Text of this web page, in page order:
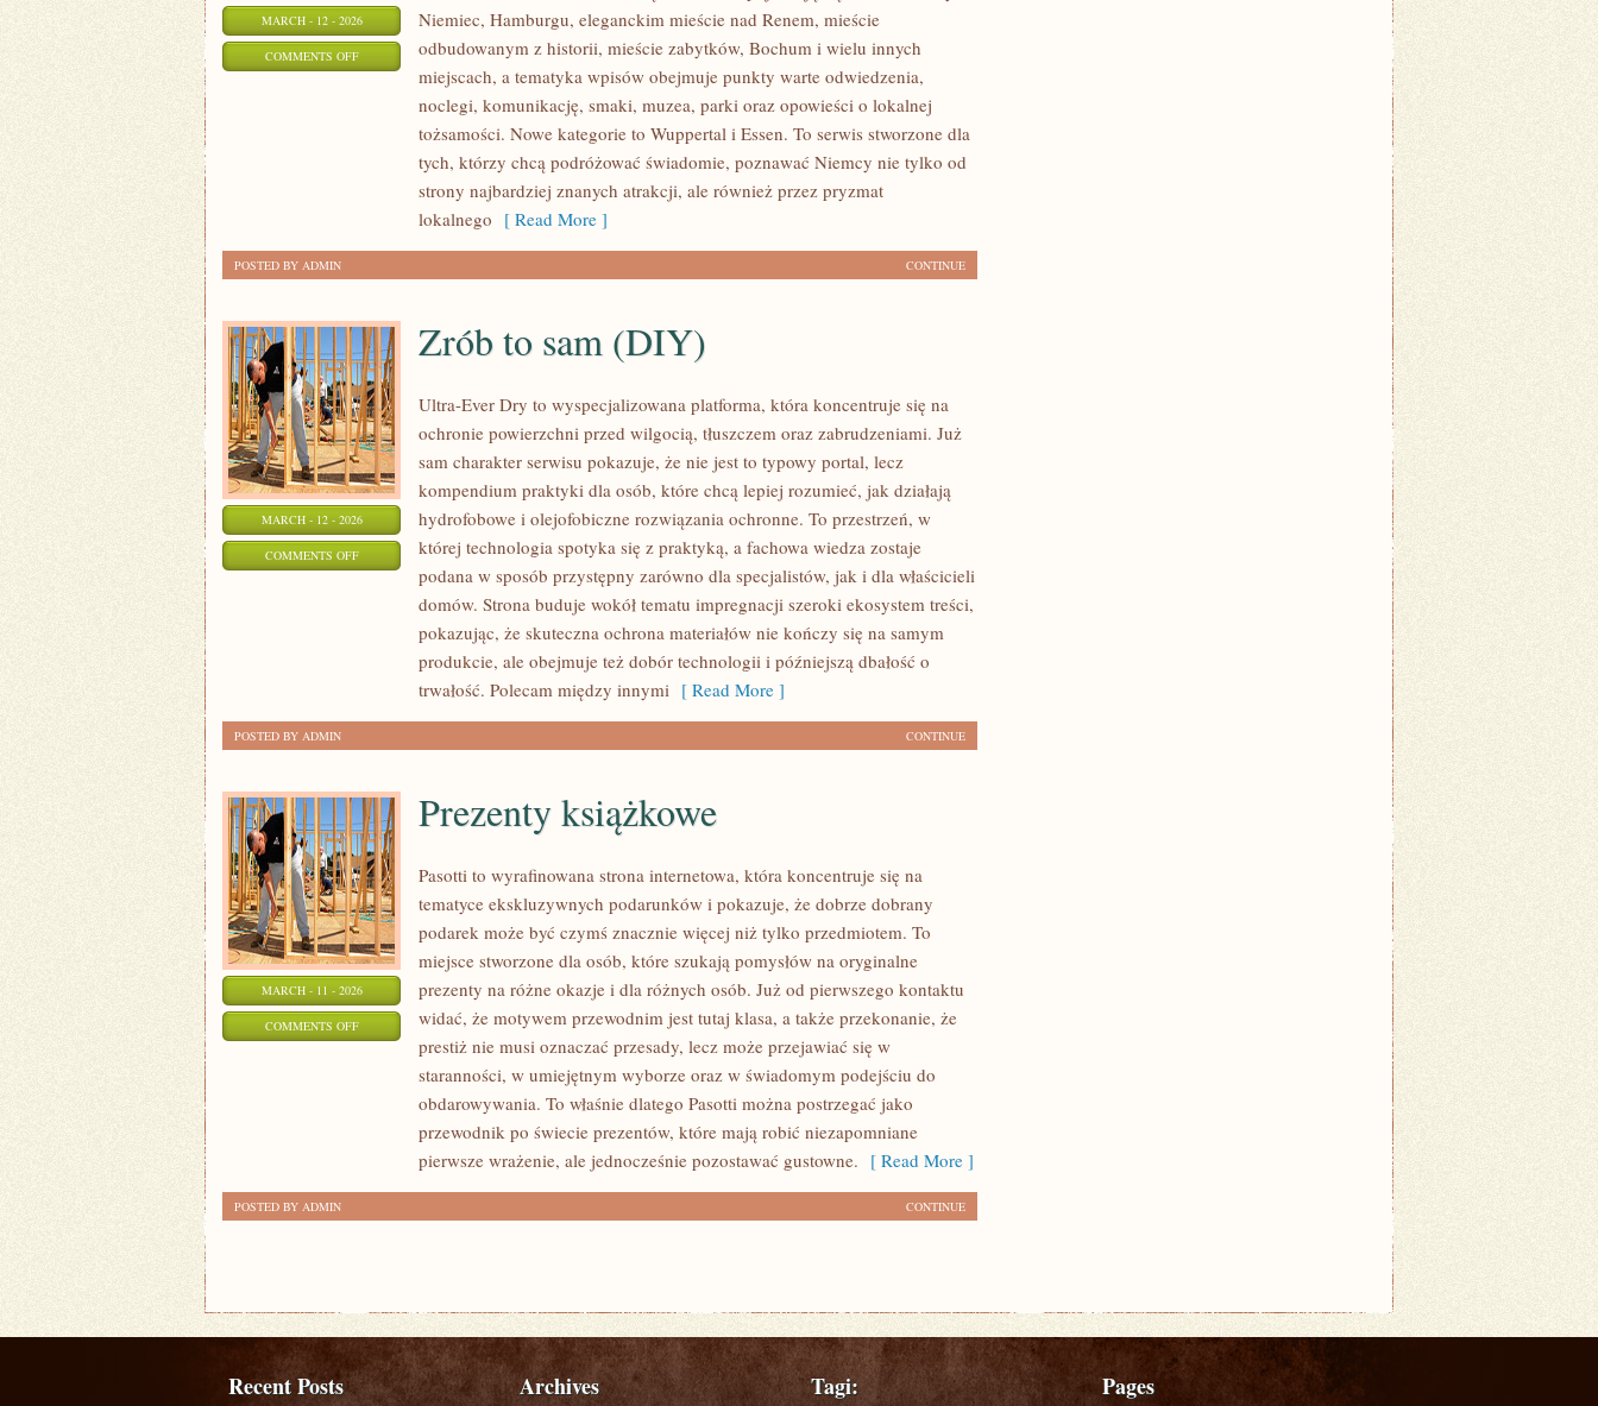
MARCH - 12 - 2026
COMMENTS OFFON
NORYMBERGA
(NÜRNBERG/NUREMBERG)
Niemiec, Hamburgu, eleganckim mieście nad Renem, mieście
odbudowanym z historii, mieście zabytków, Bochum i wielu innych
miejscach, a tematyka wpisów obejmuje punkty warte odwiedzenia,
noclegi, komunikację, smaki, muzea, parki oraz opowieści o lokalnej
tożsamości. Nowe kategorie to Wuppertal i Essen. To serwis stworzone dla
tych, którzy chcą podróżować świadomie, poznawać Niemcy nie tylko od
strony najbardziej znanych atrakcji, ale również przez pryzmat
lokalnego [ Read More ]
CONTINUE
POSTED BY ADMIN
MARCH - 12 - 2026
COMMENTS OFFON
Zrób to sam (DIY)
Ultra-Ever Dry to wyspecjalizowana platforma, która koncentruje się na
ochronie powierzchni przed wilgocią, tłuszczem oraz zabrudzeniami. Już
sam charakter serwisu pokazuje, że nie jest to typowy portal, lecz
kompendium praktyki dla osób, które chcą lepiej rozumieć, jak działają
hydrofobowe i olejofobiczne rozwiązania ochronne. To przestrzeń, w
której technologia spotyka się z praktyką, a fachowa wiedza zostaje
podana w sposób przystępny zarówno dla specjalistów, jak i dla właścicieli
domów. Strona buduje wokół tematu impregnacji szeroki ekosystem treści,
pokazując, że skuteczna ochrona materiałów nie kończy się na samym
produkcie, ale obejmuje też dobór technologii i późniejszą dbałość o
trwałość. Polecam między innymi [ Read More ]
CONTINUE
POSTED BY ADMIN
MARCH - 11 - 2026
COMMENTS OFFON
KSIĄŻKOWE
Prezenty książkowe
Pasotti to wyrafinowana strona internetowa, która koncentruje się na
tematyce ekskluzywnych podarunków i pokazuje, że dobrze dobrany
podarek może być czymś znacznie więcej niż tylko przedmiotem. To
miejsce stworzone dla osób, które szukają pomysłów na oryginalne
prezenty na różne okazje i dla różnych osób. Już od pierwszego kontaktu
widać, że motywem przewodnim jest tutaj klasa, a także przekonanie, że
prestiż nie musi oznaczać przesady, lecz może przejawiać się w
staranności, w umiejętnym wyborze oraz w świadomym podejściu do
obdarowywania. To właśnie dlatego Pasotti można postrzegać jako
przewodnik po świecie prezentów, które mają robić niezapomniane
pierwsze wrażenie, ale jednocześnie pozostawać gustowne. [ Read More ]
CONTINUE
POSTED BY ADMIN
Recent Posts Archives Tagi: Pages